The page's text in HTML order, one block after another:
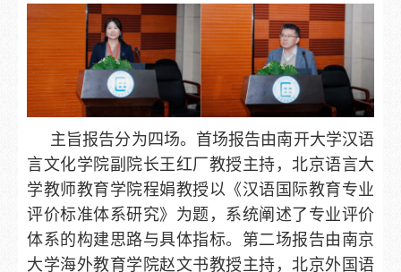
主旨报告分为四场。首场报告由南开大学汉语
言文化学院副院长王红厂教授主持，北京语言大
学教师教育学院程娟教授以《汉语国际教育专业
评价标准体系研究》为题，系统阐述了专业评价
体系的构建思路与具体指标。第二场报告由南京
大学海外教育学院赵文书教授主持，北京外国语